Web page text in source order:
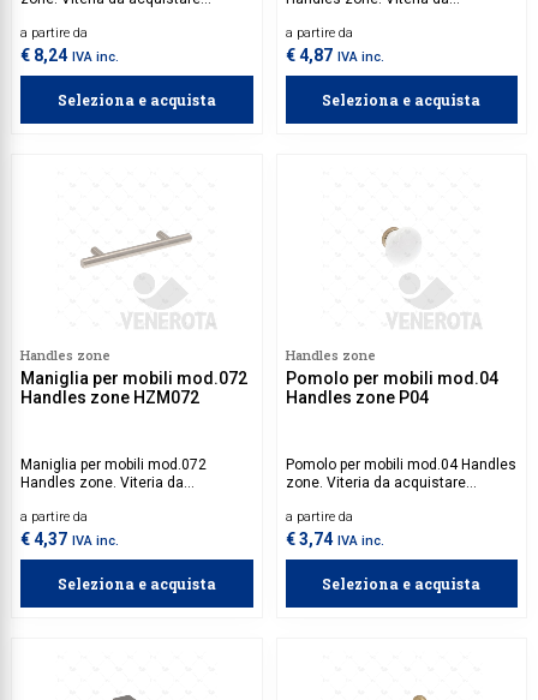
a partire da
€ 8,24 IVA inc.
Seleziona e acquista
a partire da
€ 4,87 IVA inc.
Seleziona e acquista
Handles zone
Maniglia per mobili mod.072
Handles zone HZM072
Maniglia per mobili mod.072
Handles zone. Viteria da
a partire da
€ 4,37 IVA inc.
Seleziona e acquista
Handles zone
Pomolo per mobili mod.04
Handles zone P04
Pomolo per mobili mod.04 Handles
zone. Viteria da acquistare
a partire da
€ 3,74 IVA inc.
Seleziona e acquista